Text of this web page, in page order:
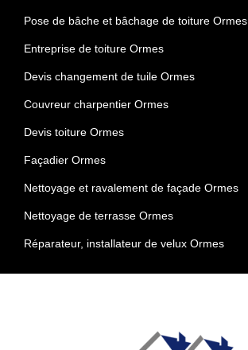
Pose de bâche et bâchage de toiture Ormes
Entreprise de toiture Ormes
Devis changement de tuile Ormes
Couvreur charpentier Ormes
Devis toiture Ormes
Façadier Ormes
Nettoyage et ravalement de façade Ormes
Nettoyage de terrasse Ormes
Réparateur, installateur de velux Ormes